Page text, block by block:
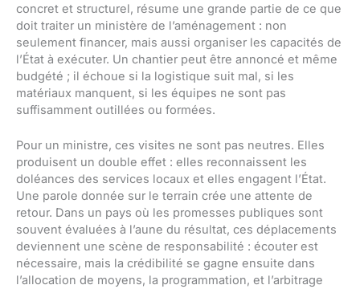
concret et structurel, résume une grande partie de ce que
doit traiter un ministère de l’aménagement : non
seulement financer, mais aussi organiser les capacités de
l’État à exécuter. Un chantier peut être annoncé et même
budgété ; il échoue si la logistique suit mal, si les
matériaux manquent, si les équipes ne sont pas
suffisamment outillées ou formées.
Pour un ministre, ces visites ne sont pas neutres. Elles
produisent un double effet : elles reconnaissent les
doléances des services locaux et elles engagent l’État.
Une parole donnée sur le terrain crée une attente de
retour. Dans un pays où les promesses publiques sont
souvent évaluées à l’aune du résultat, ces déplacements
deviennent une scène de responsabilité : écouter est
nécessaire, mais la crédibilité se gagne ensuite dans
l’allocation de moyens, la programmation, et l’arbitrage